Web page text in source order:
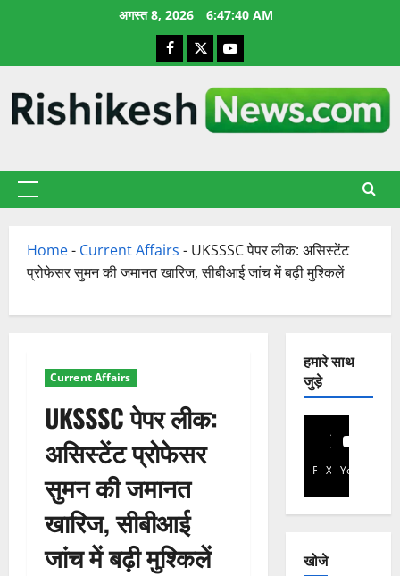
अगस्त 8, 2026 6:47:40 AM
Facebook
X YouTube
प्राथमिक
Home- Current Affairs - UKSSSC पेपर लीक: असिस्टेंट
प्रोफेसर सुमन की जमानत खारिज, सीबीआई जांच में बढ़ी मुश्किलें
Current Affairs
UKSSSC पेपर लीक:
असिस्टेंट प्रोफेसर
सुमन की जमानत
खारिज, सीबीआई
जांच में बढ़ी मुश्किलें
हमारे साथ
जुड़े
Facebook
X YouTube
खोजे